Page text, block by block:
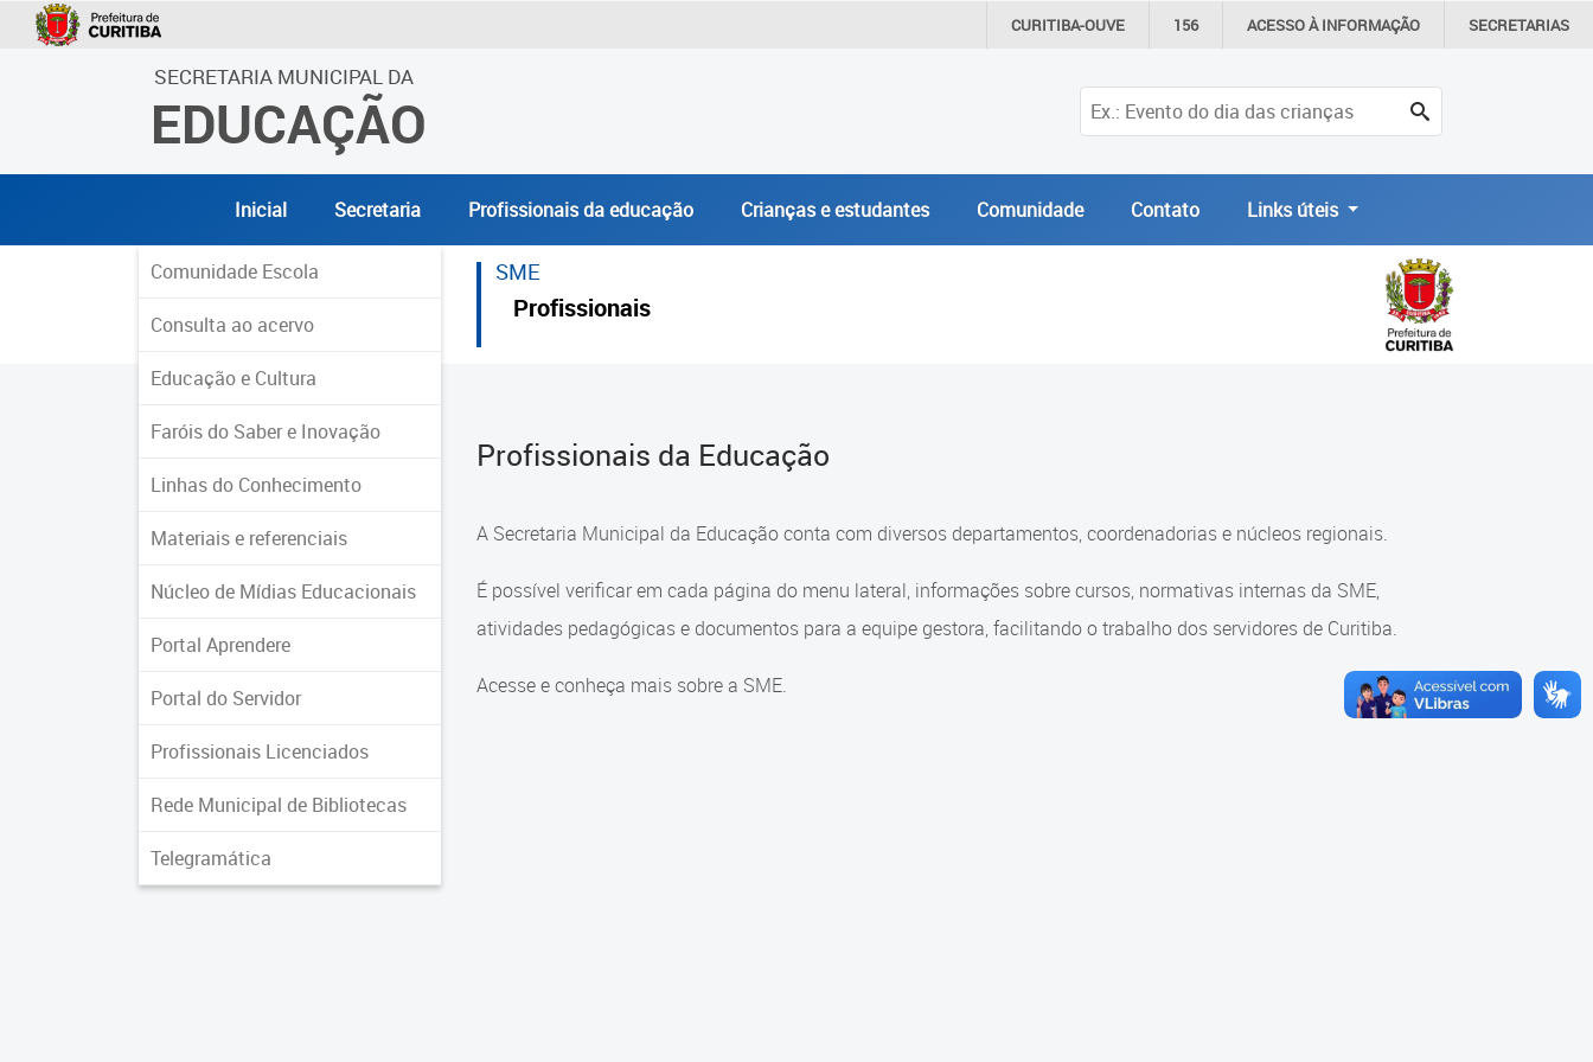
CURITIBA-OUVE 156 ACESSO ÀINFORMAÇÃO SECRETARIAS
SECRETARIA MUNICIPAL DA
EDUCAÇÃO
Inicial Secretaria Profissionais da educação Crianças e estudantes Comunidade Contato Links úteis
Comunidade Escola
Consulta ao acervo
Educação e Cultura
Faróis do Saber e Inovação
Linhas do Conhecimento
Materiais e referenciais
Núcleo de Mídias Educacionais
Portal Aprendere
Portal do Servidor
Profissionais Licenciados
Rede Municipal de Bibliotecas
Telegramática
SME
Profissionais
Profissionais da Educação
A Secretaria Municipal da Educação conta com diversos departamentos, coordenadorias e núcleos regionais.
É possível verificar em cada página do menu lateral, informações sobre cursos, normativas internas da SME,
atividades pedagógicas e documentos para a equipe gestora, facilitando o trabalho dos servidores de Curitiba.
Acesse e conheça mais sobre a SME.